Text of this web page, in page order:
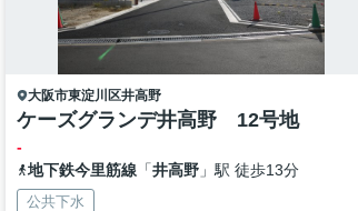
大阪市東淀川区井高野
ケーズグランデ井高野 12号地
-
地下鉄今里筋線「井高野」駅 徒歩13分
公共下水